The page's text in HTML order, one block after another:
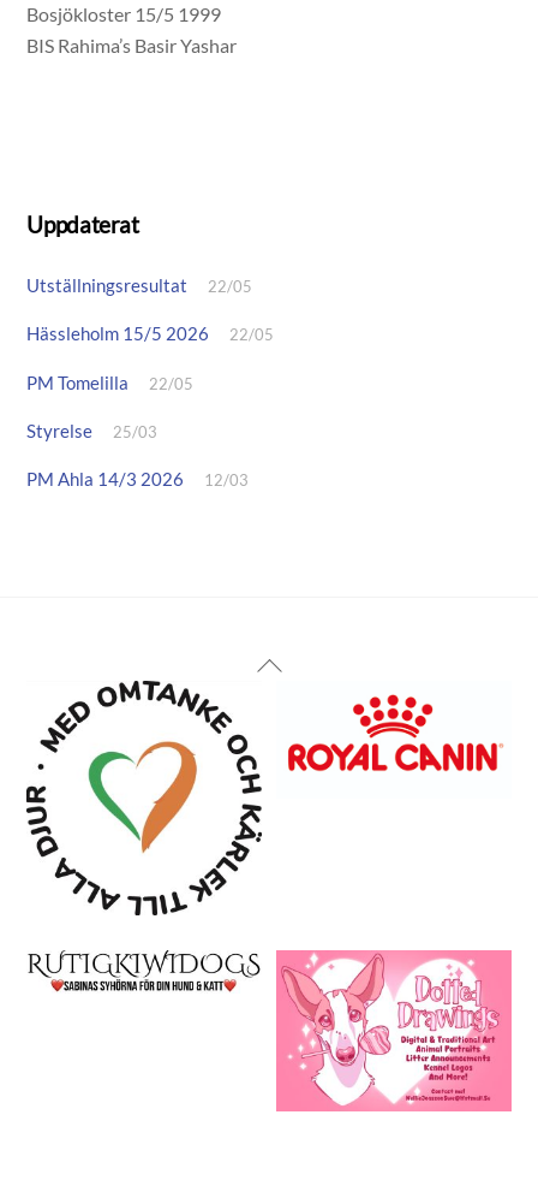
Bosjökloster 15/5 1999
BIS Rahima’s Basir Yashar
Uppdaterat
Utställningsresultat 22/05
Hässleholm 15/5 2026 22/05
PM Tomelilla 22/05
Styrelse 25/03
PM Ahla 14/3 2026 12/03
Back